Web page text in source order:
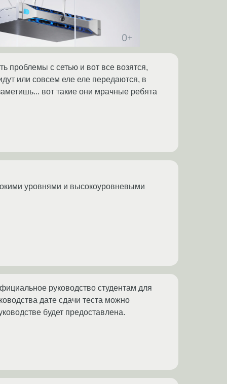
проблемы с сетью и вот все возятся,
или совсем еле еле передаются, в
вот такие они мрачные ребята
уровнями и высокоуровневыми
руководство студентам для
дате сдачи теста можно
будет предоставлена.